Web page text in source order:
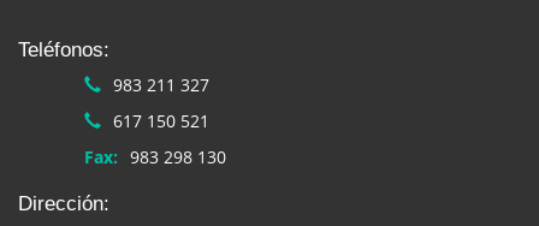
Teléfonos:
983 211 327
617 150 521
Fax: 983 298 130
Dirección: